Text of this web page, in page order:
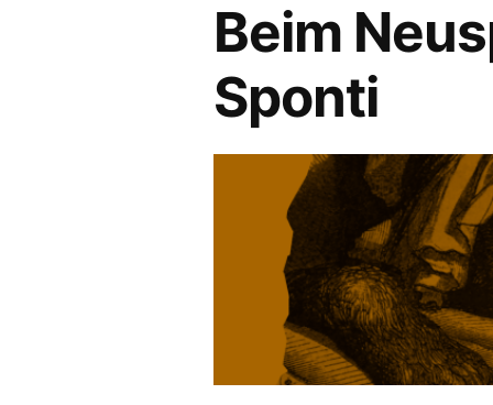
Beim
Sponti